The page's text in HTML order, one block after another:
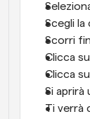
Scegli
Scorri
Clicca
Clicca
Si aprirà
Ti verrà